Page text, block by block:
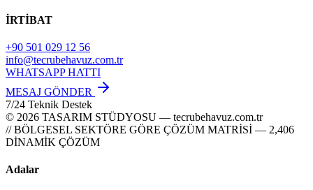
İRTİBAT
+90 501 029 12 56
info@tecrubehavuz.com.tr
WHATSAPP HATTI
MESAJ GÖNDER
7/24 Teknik Destek
© 2026 TASARIM STÜDYOSU — tecrubehavuz.com.tr
// BÖLGESEL SEKTÖRE GÖRE ÇÖZÜM MATRİSİ — 2,406
DİNAMİK ÇÖZÜM
Adalar